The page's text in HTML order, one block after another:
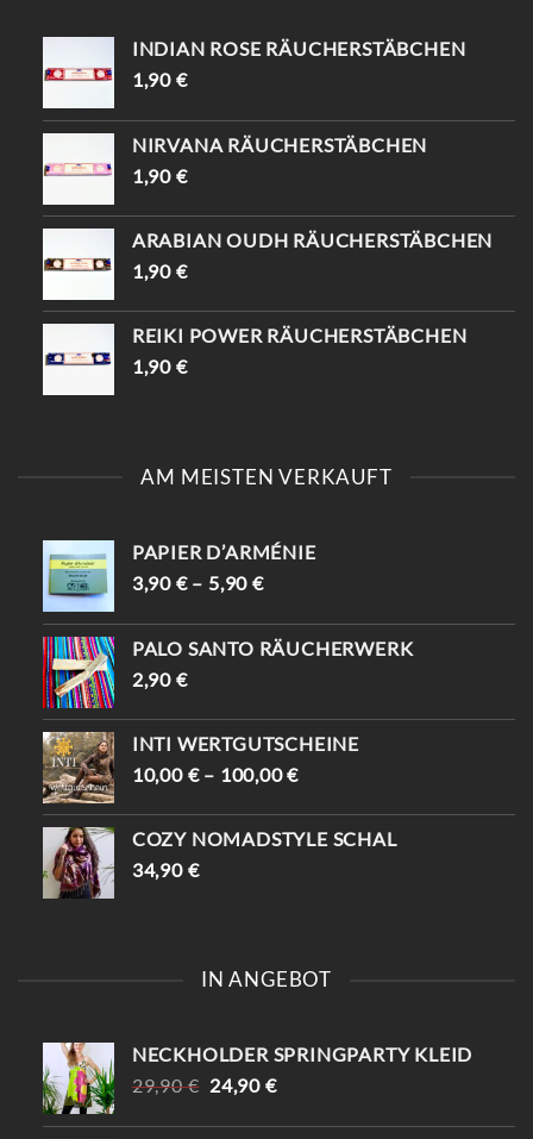
INDIAN ROSE RÄUCHERSTÄBCHEN
1,90 €
NIRVANA RÄUCHERSTÄBCHEN
1,90 €
ARABIAN OUDH RÄUCHERSTÄBCHEN
1,90 €
REIKI POWER RÄUCHERSTÄBCHEN
1,90 €
AM MEISTEN VERKAUFT
PAPIER D’ARMÉNIE
3,90 €– 5,90€
PALO SANTO RÄUCHERWERK
2,90 €
INTI WERTGUTSCHEINE
10,00 €– 100,00€
COZY NOMADSTYLE SCHAL
34,90 €
IN ANGEBOT
NECKHOLDER SPRINGPARTY KLEID
29,90€ URSPRÜNGLICHER
WAR:
24,90 €AKTUELLER
IST: